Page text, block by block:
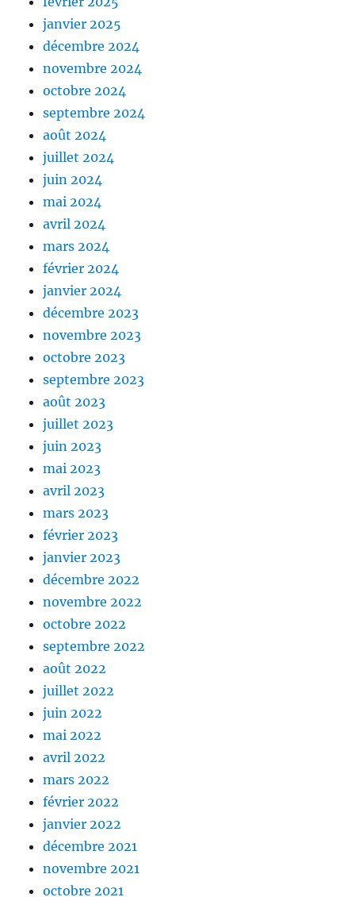
janvier 2025
décembre 2024
novembre 2024
octobre 2024
septembre 2024
août 2024
juillet 2024
juin 2024
mai 2024
avril 2024
mars 2024
février 2024
janvier 2024
décembre 2023
novembre 2023
octobre 2023
septembre 2023
août 2023
juillet 2023
juin 2023
mai 2023
avril 2023
mars 2023
février 2023
janvier 2023
décembre 2022
novembre 2022
octobre 2022
septembre 2022
août 2022
juillet 2022
juin 2022
mai 2022
avril 2022
mars 2022
février 2022
janvier 2022
décembre 2021
novembre 2021
octobre 2021